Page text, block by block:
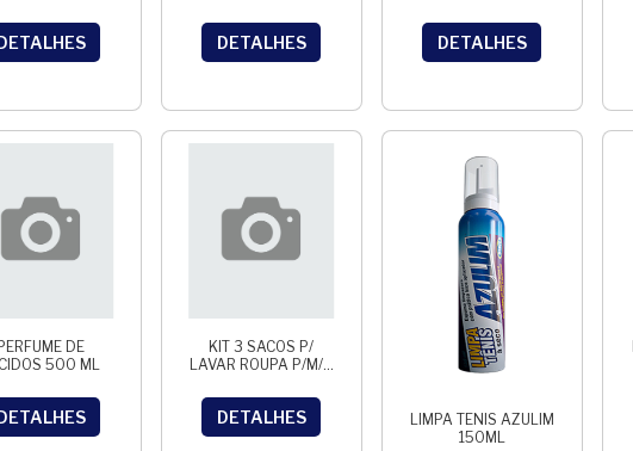
DETALHES DETALHES
DE
500 ML
KIT 3 SACOS P/
LAVAR ROUPA P/M/G
40X50
DETALHES
LIMPA TENIS AZULIM
150ML